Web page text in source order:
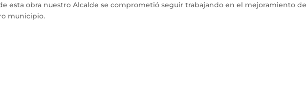
esta obra nuestro Alcalde se comprometió seguir trabajando en el mejoramiento de
municipio.